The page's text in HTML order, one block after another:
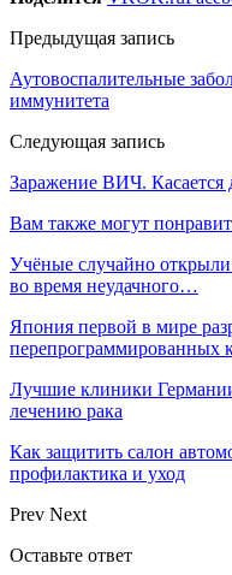
Предыдущая запись
Аутовоспалительные
иммунитета
Следующая запись
Заражение ВИЧ. Касается
Вам также могут
Учёные случайно открыли
во время неудачного…
Япония первой в мире
перепрограммированных
Лучшие клиники
лечению рака
Как защитить салон
профилактика и уход
Prev Next
Оставьте ответ